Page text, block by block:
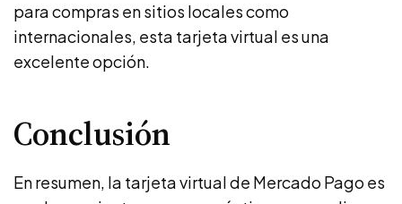
para compras en sitios locales como
internacionales, esta tarjeta virtual es una
excelente opción.
Conclusión
En resumen, la tarjeta virtual de Mercado Pago es